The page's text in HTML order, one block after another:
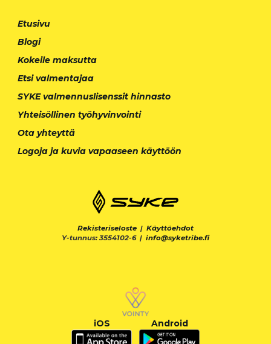
Etusivu
Blogi
Kokeile maksutta
Etsi valmentajaa
SYKE valmennuslisenssit hinnasto
Yhteisöllinen työhyvinvointi
Ota yhteyttä
Logoja ja kuvia vapaaseen käyttöön
Rekisteriseloste | Käyttöehdot
Y-tunnus: 3554102-6 | info@syketribe.fi
iOS Android